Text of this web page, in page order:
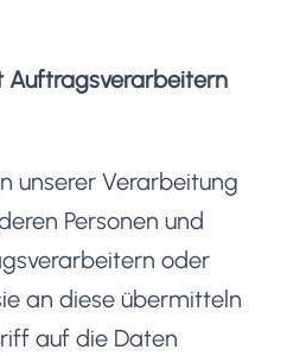
unserer Verarbeitung
Personen und
oder
an diese übermitteln
auf die Daten